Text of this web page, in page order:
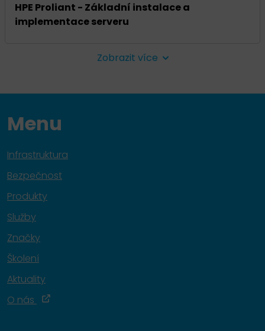
HPE Proliant - Základní instalace a
implementace serveru
Zobrazit více
Menu
Infrastruktura
Bezpečnost
Produkty
Služby
Značky
Školení
Aktuality
O nás